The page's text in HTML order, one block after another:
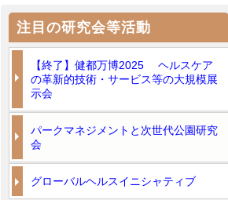
注目の研究会等活動
【終了】健都万博2025 ヘルスケア
の革新的技術・サービス等の大規模展
示会
パークマネジメントと次世代公園研究
会
グローバルヘルスイニシャティブ